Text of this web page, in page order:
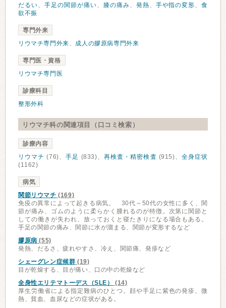
だるい、 手足の関節が痛い、 膝の痛み、 発熱、 手や指の変形、食
欲不振
専門外来
リウマチ専門外来、 成人の膠原病専門外来
専門医・資格
リウマチ専門医
診療科目
整形外科
リウマチ科の関連項目（口コミ検索）
診療内容
リウマチ (76)、手足 (833)、再検査・精密検査 (915)、全身症状
(1162)
病気
関節リウマチ (169)
免疫の異常によって起きる病気。 30代～50代の女性に多く、関
節が痛み、ゴムのように柔らかく腫れるのが特徴。次第に関節と
しての働きが失われ、放っておくと寝たきりになる場合もある。
手足の関節の痛み、関節に水が溜まる、関節が変形するなど
膠原病 (55)
発熱、だるさ、疲れやすさ、冷え、関節痛、発疹など
シェーグレン症候群 (19)
目が乾燥する、目が痛い、口の中の乾燥など
全身性エリテマトーデス（SLE）
(14)
厚生労働省による指定難病のひとつ。顔や手足に紫色の発疹、微
熱、貧血、血尿などの症状がある。